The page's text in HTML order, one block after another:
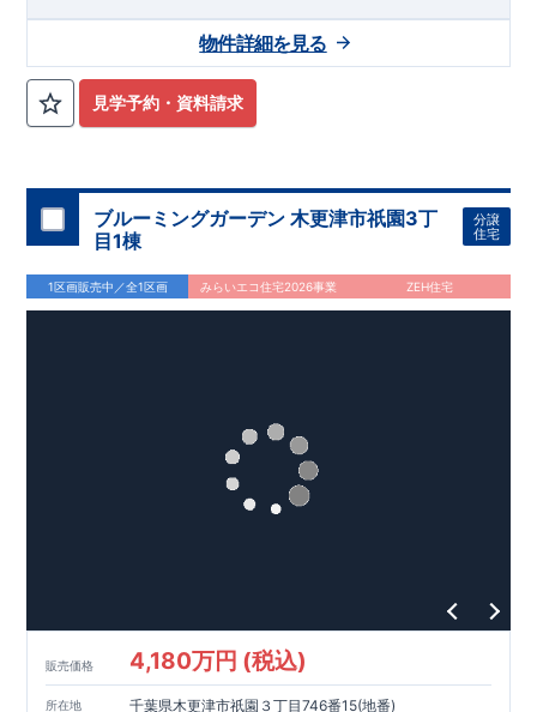
見学予約・資料請求
物件詳細を見る
ブルーミングガーデン 木更津市祇園3丁
目1棟
分譲
住宅
1区画販売中／全1区画 みらいエコ住宅2026事業 ZEH住宅
販売価格 4,180万円 (税込)
所在地 千葉県木更津市祇園３丁目746番15(地番)